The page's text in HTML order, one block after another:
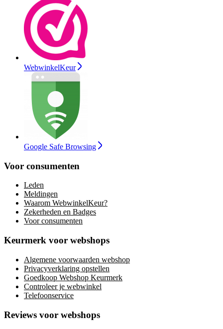
WebwinkelKeur
Google Safe Browsing
Voor consumenten
Leden
Meldingen
Waarom WebwinkelKeur?
Zekerheden en Badges
Voor consumenten
Keurmerk voor webshops
Algemene voorwaarden webshop
Privacyverklaring opstellen
Goedkoop Webshop Keurmerk
Controleer je webwinkel
Telefoonservice
Reviews voor webshops